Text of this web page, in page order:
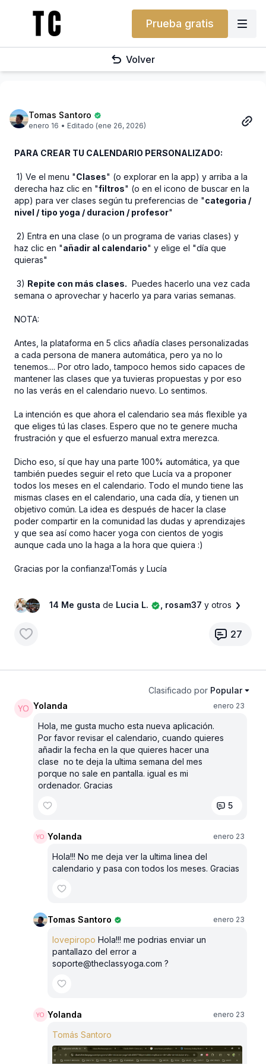
Prueba gratis
Volver
Tomas Santoro
enero 16 • Editado (ene 26, 2026)
PARA CREAR TU CALENDARIO PERSONALIZADO:
1) Ve el menu "Clases" (o explorar en la app) y arriba a la
derecha haz clic en "filtros" (o en el icono de buscar en la
app) para ver clases según tu preferencias de "categoria /
nivel / tipo yoga / duracion / profesor"
2) Entra en una clase (o un programa de varias clases) y
haz clic en "añadir al calendario" y elige el "día que
quieras"
3) Repite con más clases. Puedes hacerlo una vez cada
semana o aprovechar y hacerlo ya para varias semanas.
NOTA:
Antes, la plataforma en 5 clics añadía clases personalizadas
a cada persona de manera automática, pero ya no lo
tenemos.... Por otro lado, tampoco hemos sido capaces de
mantener las clases que ya tuvieras propuestas y por eso
no las verás en el calendario nuevo. Lo sentimos.
La intención es que ahora el calendario sea más flexible ya
que eliges tú las clases. Espero que no te genere mucha
frustración y que el esfuerzo manual extra merezca.
Dicho eso, sí que hay una parte 100% automática, ya que
también puedes seguir el reto que Lucía va a proponer
todos los meses en el calendario. Todo el mundo tiene las
mismas clases en el calendario, una cada día, y tienen un
objetivo común. La idea es después de hacer la clase
poder compartir en la comunidad las dudas y aprendizajes
y que sea así como hacer yoga con cientos de yogis
aunque cada uno la haga a la hora que quiera :)
Gracias por la confianza!Tomás y Lucía
14 Me gusta de Lucia L. , rosam37 y otros
27
Clasificado por Popular
Yolanda
enero 23
Hola, me gusta mucho esta nueva aplicación.
Por favor revisar el calendario, cuando quieres
añadir la fecha en la que quieres hacer una
clase no te deja la ultima semana del mes
porque no sale en pantalla. igual es mi
ordenador. Gracias
5
Yolanda enero 23
Hola!!! No me deja ver la ultima linea del
calendario y pasa con todos los meses. Gracias
Tomas Santoro enero 23
lovepiropo Hola!!! me podrias enviar un
pantallazo del error a
soporte@theclassyoga.com ?
Yolanda enero 23
Tomás Santoro